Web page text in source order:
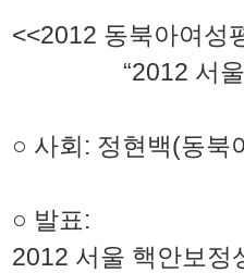
<<2012 동북아여성
“2012 서울 핵
○ 사회: 정현백(동북
○ 발표:
2012 서울 핵안보정